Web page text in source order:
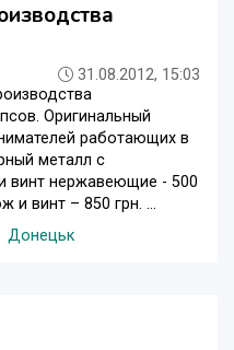
31.08.2012, 15:03
Оригинальный
работающих в
металл с
винт нержавеющие - 500
и винт – 850 грн. ...
Донецьк